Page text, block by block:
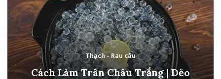
Thạch - Rau câu
Cách Làm Trân Châu Trắng | Dẻo